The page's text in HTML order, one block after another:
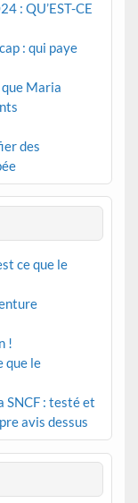
: QU’EST-CE
: qui paye
que Maria
des
ce que le
!
que le
SNCF : testé et
avis dessus